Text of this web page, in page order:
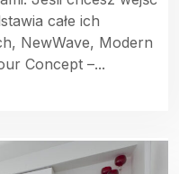
całe ich
NewWave, Modern
Concept –...